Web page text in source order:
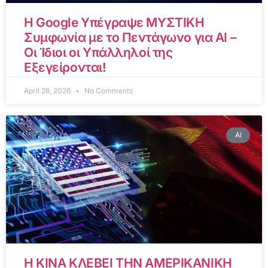
Η Google Υπέγραψε ΜΥΣΤΙΚΗ
Συμφωνία με το Πεντάγωνο για AI –
Οι Ίδιοι οι Υπάλληλοί της
Εξεγείρονται!
April 28, 2026 No Comments
AI
Η ΚΙΝΑ ΚΛΕΒΕΙ ΤΗΝ ΑΜΕΡΙΚΑΝΙΚΗ